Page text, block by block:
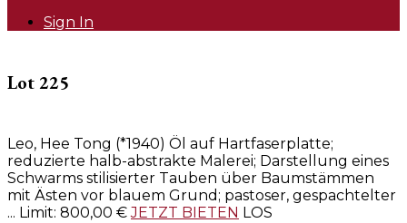
Sign In
Lot 225
Leo, Hee Tong (*1940) Öl auf Hartfaserplatte;
reduzierte halb-abstrakte Malerei; Darstellung eines
Schwarms stilisierter Tauben über Baumstämmen
mit Ästen vor blauem Grund; pastoser, gespachtelter
... Limit: 800,00 € JETZT BIETEN LOS